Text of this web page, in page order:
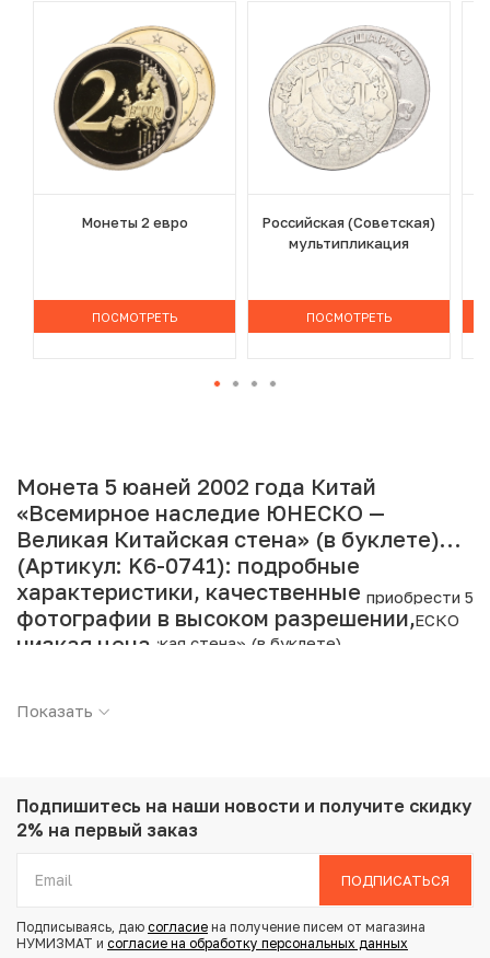
Монеты 2 евро
ПОСМОТРЕТЬ
Российская (Советская)
мультипликация
ПОСМОТРЕТЬ
Монета 5 юаней 2002 года Китай
«Всемирное наследие ЮНЕСКО —
Великая Китайская стена» (в буклете)
(Артикул: K6-0741): подробные
характеристики, качественные
фотографии в высоком разрешении,
низкая цена.
Интернет магазин «Нумизмат» предлагает приобрести 5
юаней 2002 года Китай «Всемирное наследие ЮНЕСКО
— Великая Китайская стена» (в буклете).
Металл: Латунь
Вес: 12.8 г
Тираж: 10.000.000
Тематика: Архитектура и искусство
Показать
Подпишитесь на наши новости и получите скидку
2% на первый заказ
ПОДПИСАТЬСЯ
Подписываясь, даю согласие на получение писем от магазина
НУМИЗМАТ и согласие на обработку персональных данных